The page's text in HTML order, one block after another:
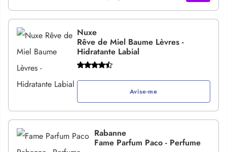
Nuxe
Rêve de Miel Baume Lèvres -
Hidratante Labial
Avise-me
Rabanne
Fame Parfum Paco - Perfume